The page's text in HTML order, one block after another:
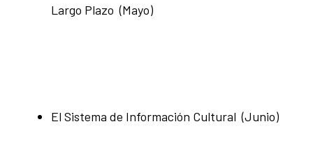
Largo Plazo (Mayo)
El Sistema de Información Cultural (Junio)